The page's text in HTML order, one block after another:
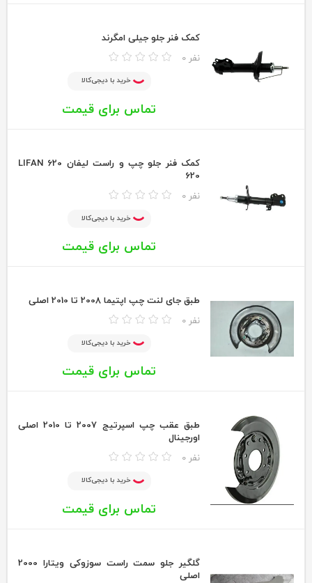
کمک فنر جلو جیلی امگرند
0 نفر
خرید با دیجی‌کالا
تماس برای قیمت
کمک فنر جلو چپ و راست لیفان 620 LIFAN
620
0 نفر
خرید با دیجی‌کالا
تماس برای قیمت
طبق جای لنت چپ اپتیما 2008 تا 2010 اصلی
0 نفر
خرید با دیجی‌کالا
تماس برای قیمت
طبق عقب چپ اسپرتیج 2007 تا 2010 اصلی
اورجینال
0 نفر
خرید با دیجی‌کالا
تماس برای قیمت
گلگیر جلو سمت راست سوزوکی ویتارا 2000
اصلی